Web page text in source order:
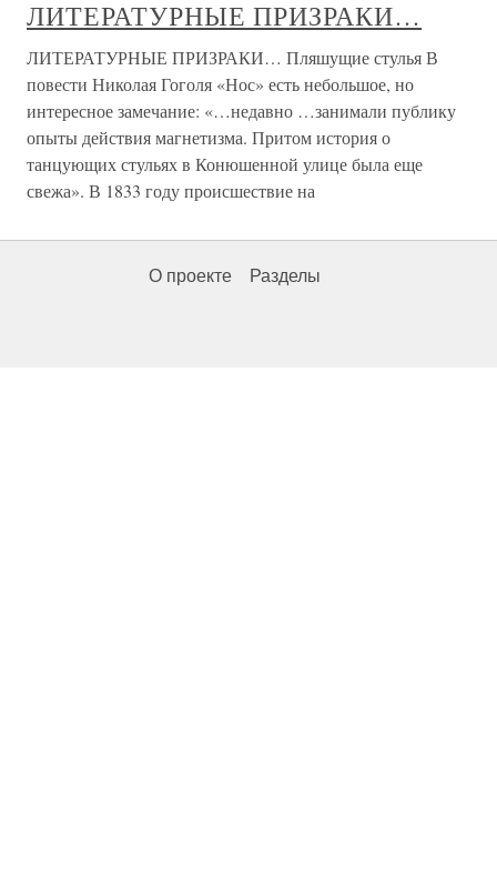
ЛИТЕРАТУРНЫЕ ПРИЗРАКИ…
ЛИТЕРАТУРНЫЕ ПРИЗРАКИ… Пляшущие стулья В
повести Николая Гоголя «Нос» есть небольшое, но
интересное замечание: «…недавно …занимали публику
опыты действия магнетизма. Притом история о
танцующих стульях в Конюшенной улице была еще
свежа». В 1833 году происшествие на
О проекте Разделы